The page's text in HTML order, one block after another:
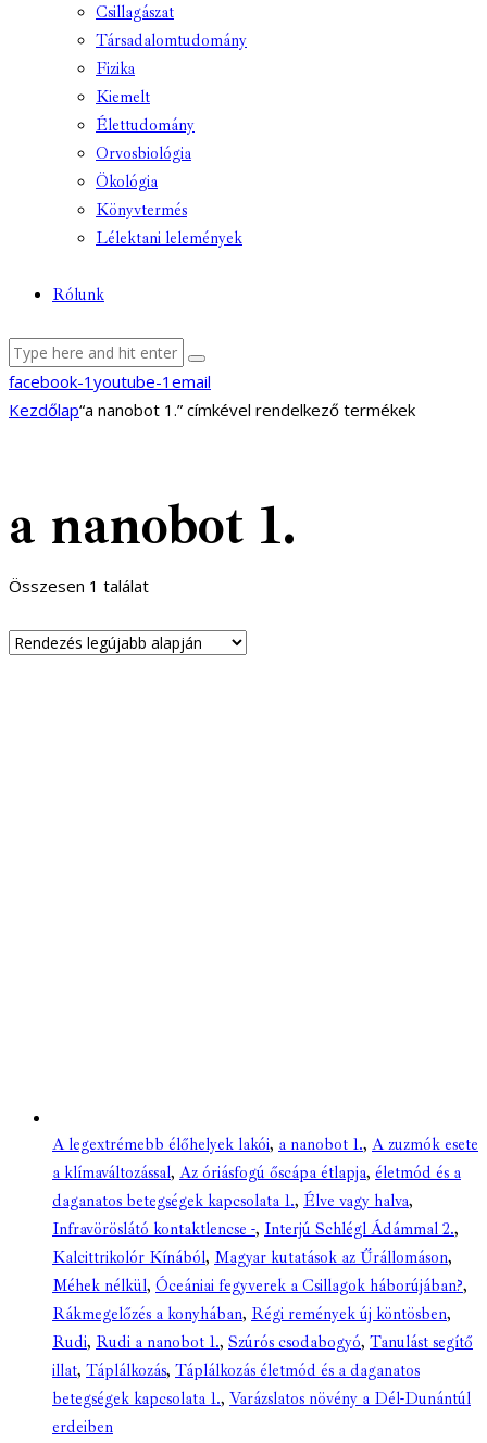
Csillagászat
Társadalomtudomány
Fizika
Kiemelt
Élettudomány
Orvosbiológia
Ökológia
Könyvtermés
Lélektani lelemények
Rólunk
facebook-1 youtube-1 email
Kezdőlap“a nanobot 1.” címkével rendelkező termékek
a nanobot 1.
Összesen 1 találat
A legextrémebb élőhelyek lakói, a nanobot 1., A zuzmók esete
a klímaváltozással, Az óriásfogú őscápa étlapja, életmód és a
daganatos betegségek kapcsolata 1., Élve vagy halva,
Infravöröslátó kontaktlencse -, Interjú Schlégl Ádámmal 2.,
Kalcittrikolór Kínából, Magyar kutatások az Űrállomáson,
Méhek nélkül, Óceániai fegyverek a Csillagok háborújában?,
Rákmegelőzés a konyhában, Régi remények új köntösben,
Rudi, Rudi a nanobot 1., Szúrós csodabogyó, Tanulást segítő
illat, Táplálkozás, Táplálkozás életmód és a daganatos
betegségek kapcsolata 1., Varázslatos növény a Dél-Dunántúl
erdeiben